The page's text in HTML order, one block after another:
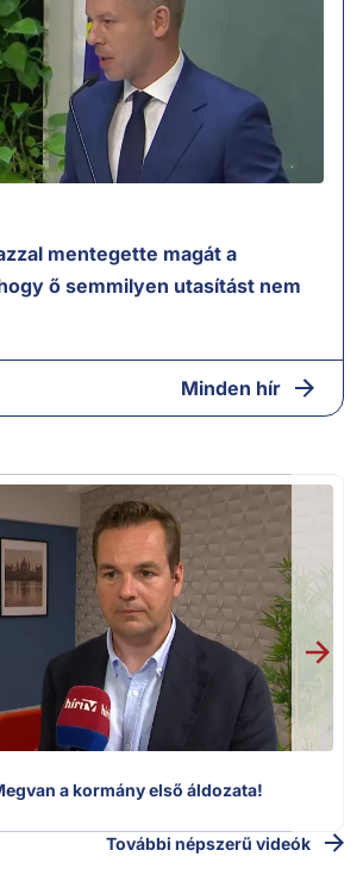
mentegette magát a
ő semmilyen utasítást nem
Minden hír
a kormány első áldozata!
További népszerű videók